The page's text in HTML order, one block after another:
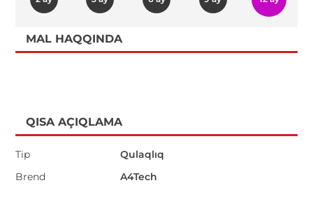
MAL HAQQINDA
QISA AÇIQLAMA
Tip
Qulaqlıq
Brend
A4Tech